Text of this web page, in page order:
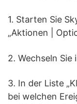
1. Starten Sie
„Aktionen |
2. Wechseln Sie
3. In der Liste
bei welchen